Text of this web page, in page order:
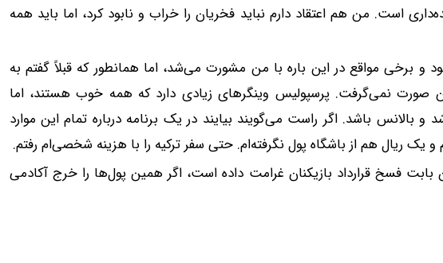
است. من هم اعتقاد دارم نباید فخریان را خراب و نابود کرد، اما باید همه
و برخی مواقع در این باره با من مشورت می‌شد، اما همانطور که قبلاً گفتم به
نمی‌گرفت. پرسپولیس وینگرهای زیادی دارد که همه خوب هستند، اما
بالانس باشد. اگر راست می‌گویند بیایند در یک برنامه درباره تمام این موارد
ریال هم از باشگاه پول نگرفته‌ام. حتی سفر ترکیه را با هزینه شخصی‌ام رفتم.
بابت فسخ قرارداد بازیکنان غرامت داده است، اگر همین پول‌ها را خرج آکادمی